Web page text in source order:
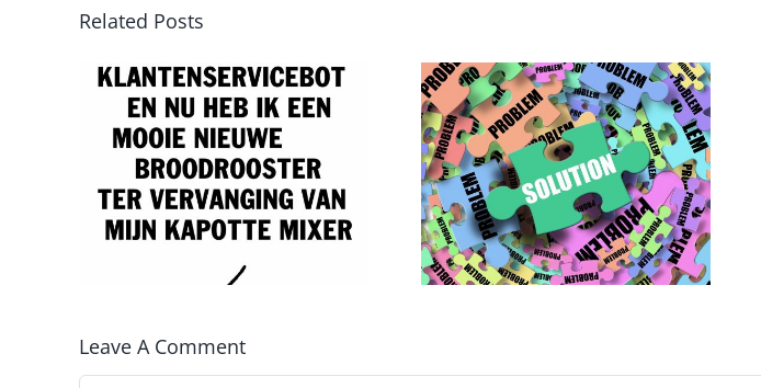
Related Posts
Van probleem
naar oplossing
Druk, druk,
druk
Leave A Comment